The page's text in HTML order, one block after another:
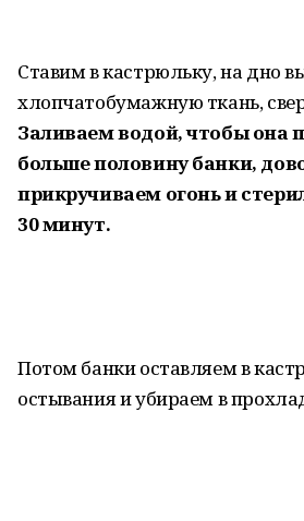
Ставим в кастрюльку, на дно
хлопчатобумажную ткань,
Заливаем водой, чтобы она
больше половину банки,
прикручиваем огонь и
30 минут.
Потом банки оставляем в
остывания и убираем в